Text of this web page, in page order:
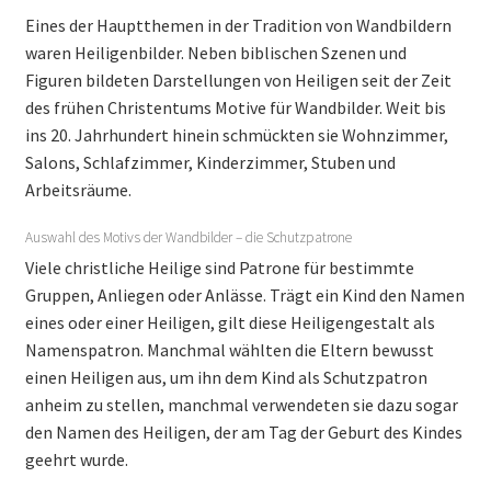
Eines der Hauptthemen in der Tradition von Wandbildern
waren Heiligenbilder. Neben biblischen Szenen und
Figuren bildeten Darstellungen von Heiligen seit der Zeit
des frühen Christentums Motive für Wandbilder. Weit bis
ins 20. Jahrhundert hinein schmückten sie Wohnzimmer,
Salons, Schlafzimmer, Kinderzimmer, Stuben und
Arbeitsräume.
Auswahl des Motivs der Wandbilder – die Schutzpatrone
Viele christliche Heilige sind Patrone für bestimmte
Gruppen, Anliegen oder Anlässe. Trägt ein Kind den Namen
eines oder einer Heiligen, gilt diese Heiligengestalt als
Namenspatron. Manchmal wählten die Eltern bewusst
einen Heiligen aus, um ihn dem Kind als Schutzpatron
anheim zu stellen, manchmal verwendeten sie dazu sogar
den Namen des Heiligen, der am Tag der Geburt des Kindes
geehrt wurde.